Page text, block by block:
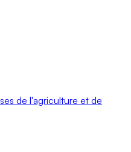
de l'agriculture et de